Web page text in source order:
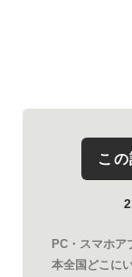
こ
PC・スマホ
本全国どこに